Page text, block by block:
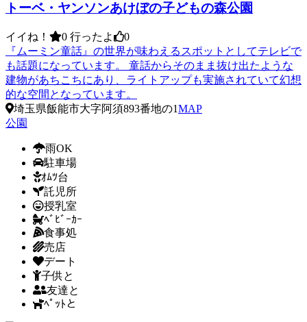
トーベ・ヤンソンあけぼの子どもの森公園
イイね！ 0 行ったよ
0
『ムーミン童話』の世界が味わえるスポットとしてテレビで
も話題になっています。 童話からそのまま抜け出たような
建物があちこちにあり、ライトアップも実施されていて幻想
的な空間となっています。
埼玉県飯能市大字阿須893番地の1MAP
公園
雨OK
駐車場
ｵﾑﾂ台
託児所
授乳室
ﾍﾞﾋﾞｰｶｰ
食事処
売店
デート
子供と
友達と
ﾍﾟｯﾄと